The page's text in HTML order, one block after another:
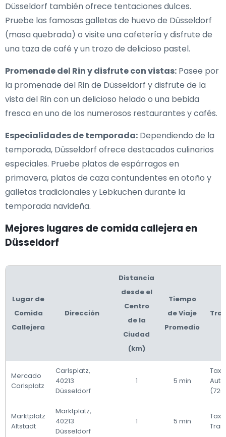
Düsseldorf también ofrece tentaciones dulces.
Pruebe las famosas galletas de huevo de Düsseldorf
(masa quebrada) o visite una cafetería y disfrute de
una taza de café y un trozo de delicioso pastel.
Promenade del Rin y disfrute con vistas: Pasee por
la promenade del Rin de Düsseldorf y disfrute de la
vista del Rin con un delicioso helado o una bebida
fresca en uno de los numerosos restaurantes y cafés.
Especialidades de temporada: Dependiendo de la
temporada, Düsseldorf ofrece destacados culinarios
especiales. Pruebe platos de espárragos en
primavera, platos de caza contundentes en otoño y
galletas tradicionales y Lebkuchen durante la
temporada navideña.
Mejores lugares de comida callejera en
Düsseldorf
Lugar de
Comida
Callejera
Dirección
Distancia
desde el
Centro
de la
Ciudad
(km)
Tiempo
de Viaje
Promedio
Mercado
Carlsplatz
Carlsplatz,
40213
Düsseldorf
1 5 min
Taxi
Marktplatz
Altstadt
Marktplatz,
40213
Düsseldorf
1 5 min
Taxi